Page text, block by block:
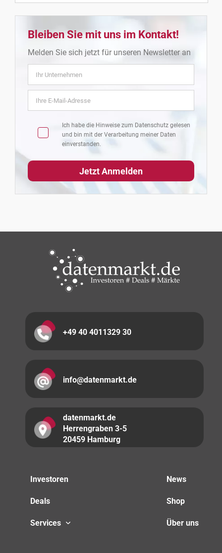
Bleiben Sie mit uns im Kontakt!
Melden Sie sich jetzt für unseren Newsletter an
Ich habe die Hinweise zum Datenschutz gelesen
und bin mit der Verarbeitung meiner Daten
einverstanden.
+49 40 4011329 30
info@datenmarkt.de
datenmarkt.de
Herrengraben 3-5
20459 Hamburg
Investoren
Deals
Services
News
Shop
Über uns